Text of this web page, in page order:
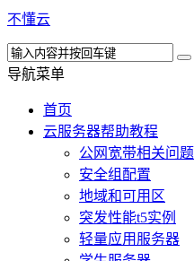
不懂云
导航菜单
首页
云服务器帮助教程
公网宽带相关问题
安全组配置
地域和可用区
突发性能t5实例
轻量应用服务器